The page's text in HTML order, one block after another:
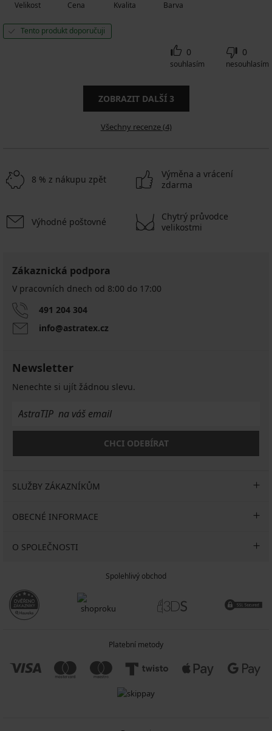
Velikost Cena Kvalita Barva
Tento produkt doporučuji
0
souhlasím
0
nesouhlasím
ZOBRAZIT DALŠÍ 3
Všechny recenze (4)
8 % z nákupu zpět
Výměna a vrácení
zdarma
Výhodné poštovné
Chytrý průvodce
velikostmi
Zákaznická podpora
V pracovních dnech od 8:00 do 17:00
491 204 304
info@astratex.cz
Newsletter
Nenechte si ujít žádnou slevu.
CHCI ODEBÍRAT
SLUŽBY ZÁKAZNÍKŮM
OBECNÉ INFORMACE
O SPOLEČNOSTI
Spolehlivý obchod
Platební metody